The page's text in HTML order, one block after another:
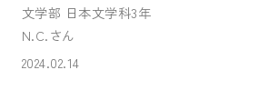
文学部 日本文学科3年
N.C.さん
2024.02.14